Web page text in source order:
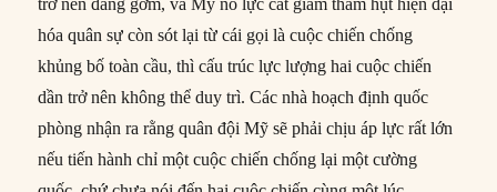
trở nên đáng gờm, và Mỹ nỗ lực cắt giảm thâm hụt hiện đại
hóa quân sự còn sót lại từ cái gọi là cuộc chiến chống
khủng bố toàn cầu, thì cấu trúc lực lượng hai cuộc chiến
dần trở nên không thể duy trì. Các nhà hoạch định quốc
phòng nhận ra rằng quân đội Mỹ sẽ phải chịu áp lực rất lớn
nếu tiến hành chỉ một cuộc chiến chống lại một cường